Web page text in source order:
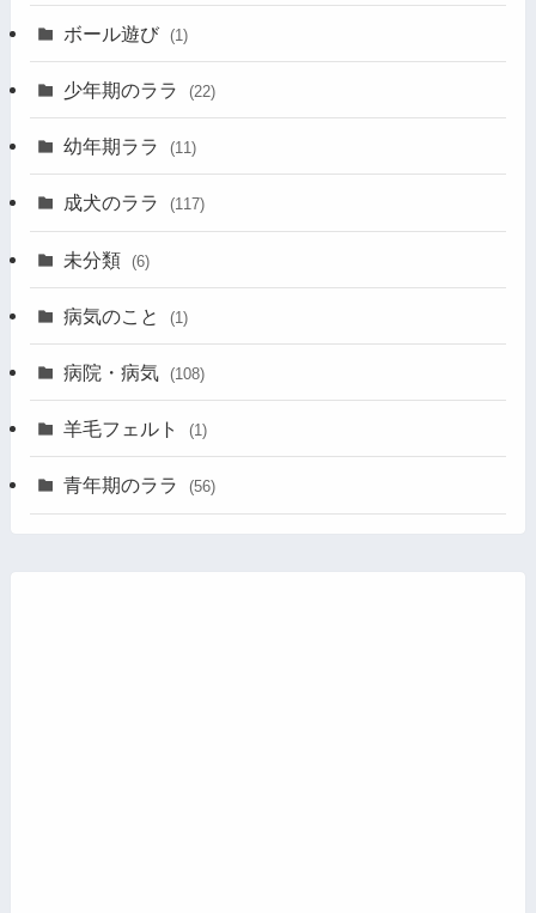
ボール遊び (1)
少年期のララ (22)
幼年期ララ (11)
成犬のララ (117)
未分類 (6)
病気のこと (1)
病院・病気 (108)
羊毛フェルト (1)
青年期のララ (56)